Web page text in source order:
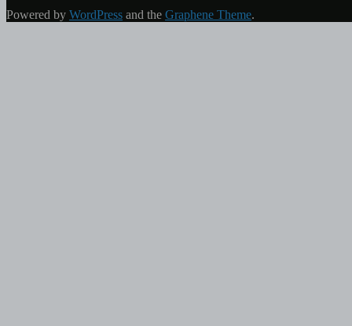
Powered by WordPress and the Graphene Theme.